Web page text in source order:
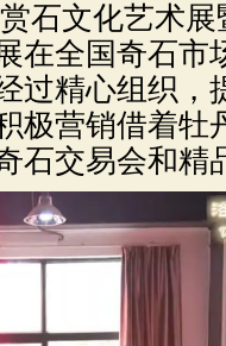
” 2019-06-15
2019第八
开幕 2019-04-27 5.19
石文化艺术
在全国奇石市
过精心组织，
极营销借着牡
石交易会和精